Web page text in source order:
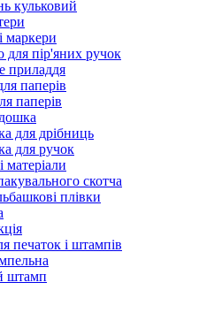
кульковий
маркери
для пір'яних ручок
приладдя
паперів
паперів
для дрібниць
для ручок
матеріали
скотча
плівки
печаток і штампів
штамп